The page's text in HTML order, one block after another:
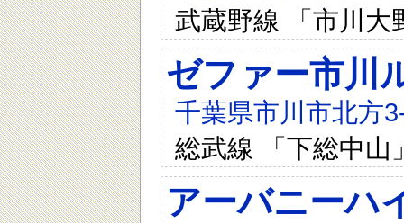
武蔵野線 「市川大
ゼファー市川
千葉県市川市北方
総武線 「下総中山
アーバニーハ